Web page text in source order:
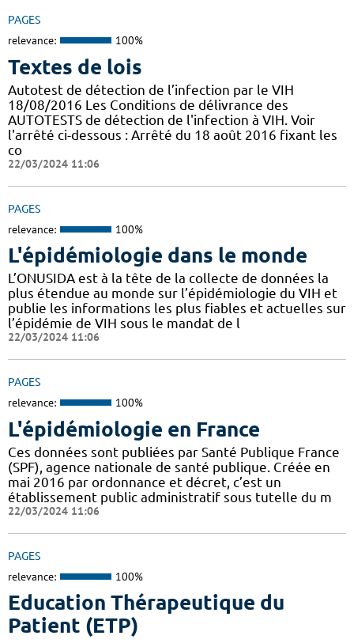
PAGES
relevance: 100%
Textes de lois
Autotest de détection de l’infection par le VIH
18/08/2016 Les Conditions de délivrance des
AUTOTESTS de détection de l'infection à VIH. Voir
l'arrêté ci-dessous : Arrêté du 18 août 2016 fixant les
co
22/03/2024 11:06
PAGES
relevance: 100%
L'épidémiologie dans le monde
L’ONUSIDA est à la tête de la collecte de données la
plus étendue au monde sur l’épidémiologie du VIH et
publie les informations les plus fiables et actuelles sur
l’épidémie de VIH sous le mandat de l
22/03/2024 11:06
PAGES
relevance: 100%
L'épidémiologie en France
Ces données sont publiées par Santé Publique France
(SPF), agence nationale de santé publique. Créée en
mai 2016 par ordonnance et décret, c’est un
établissement public administratif sous tutelle du m
22/03/2024 11:06
PAGES
relevance: 100%
Education Thérapeutique du
Patient (ETP)